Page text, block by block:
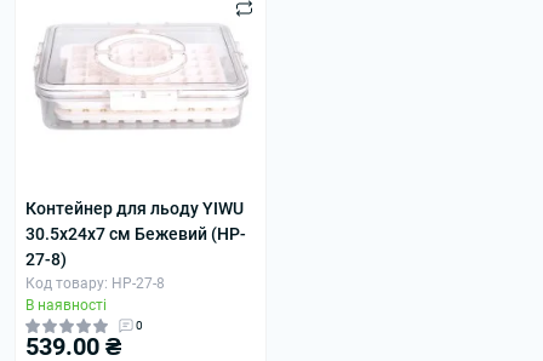
Контейнер для льоду YIWU
30.5х24х7 см Бежевий (HP-
27-8)
Код товару: HP-27-8
В наявності
0
539.00 ₴